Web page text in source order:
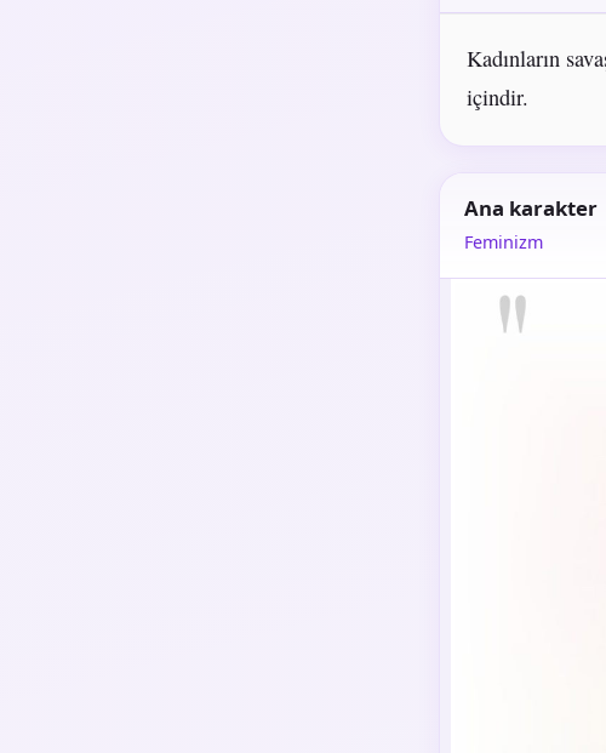
Kadınların
içindir.
Ana karakter
Feminizm